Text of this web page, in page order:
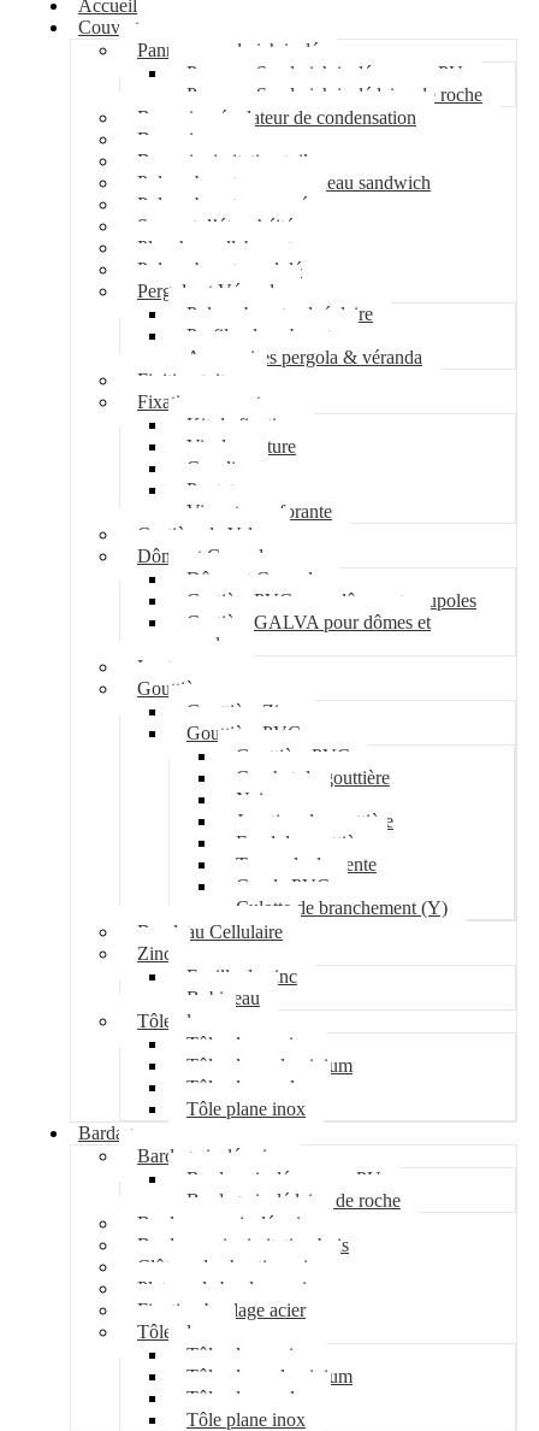
Accueil
Couverture
Panneau sandwich isolé
Panneau Sandwich isolé mousse PU
Panneau Sandwich isolé laine de roche
Bac acier régulateur de condensation
Bac acier sec
Bac acier imitation tuile
Polycarbonate pour panneau sandwich
Polycarbonate nervuré
Support d’étanchéité
Plancher collaborant
Polycarbonate ondulé
Pergola et Véranda
Polycarbonate alvéolaire
Profil polycarbonate
Accessoires pergola & véranda
Finition toiture
Fixation couverture
Kit de fixation
Vis de couture
Cavalier
Pontet
Vis auto-perforante
Costière de Velux
Dôme et Coupole
Dôme et Coupole
Costière PVC pour dômes et coupoles
Costière GALVA pour dômes et
coupoles
Lanterneau
Gouttière
Gouttière Zinc
Gouttière PVC
Gouttière PVC
Crochet de gouttière
Naissance
Jonction de gouttière
Fond de gouttière
Tuyau de descente
Coude PVC
Culotte de branchement (Y)
Bandeau Cellulaire
Zinc
Feuille de zinc
Bobineau
Tôle plane
Tôle plane acier
Tôle plane aluminium
Tôle plane galva
Tôle plane inox
Bardage
Bardage isolé acier
Bardage isolé mousse PU
Bardage isolé laine de roche
Bardage non isolé acier
Bardage acier imitation bois
Clôture de chantier acier
Plateau de bardage acier
Fixation bardage acier
Tôle plane
Tôle plane acier
Tôle plane aluminium
Tôle plane galva
Tôle plane inox